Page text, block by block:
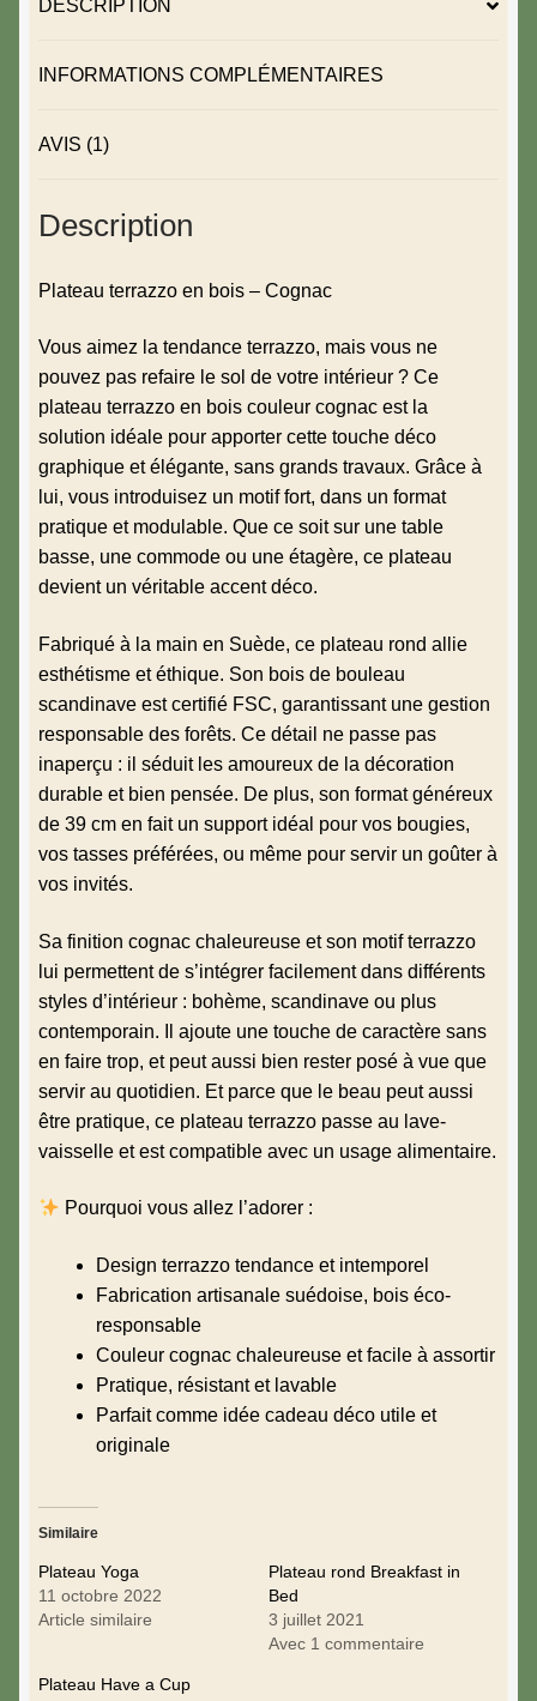
DESCRIPTION
INFORMATIONS COMPLÉMENTAIRES
AVIS (1)
Description
Plateau terrazzo en bois – Cognac
Vous aimez la tendance terrazzo, mais vous ne
pouvez pas refaire le sol de votre intérieur ? Ce
plateau terrazzo en bois couleur cognac est la
solution idéale pour apporter cette touche déco
graphique et élégante, sans grands travaux. Grâce à
lui, vous introduisez un motif fort, dans un format
pratique et modulable. Que ce soit sur une table
basse, une commode ou une étagère, ce plateau
devient un véritable accent déco.
Fabriqué à la main en Suède, ce plateau rond allie
esthétisme et éthique. Son bois de bouleau
scandinave est certifié FSC, garantissant une gestion
responsable des forêts. Ce détail ne passe pas
inaperçu : il séduit les amoureux de la décoration
durable et bien pensée. De plus, son format généreux
de 39 cm en fait un support idéal pour vos bougies,
vos tasses préférées, ou même pour servir un goûter à
vos invités.
Sa finition cognac chaleureuse et son motif terrazzo
lui permettent de s’intégrer facilement dans différents
styles d’intérieur : bohème, scandinave ou plus
contemporain. Il ajoute une touche de caractère sans
en faire trop, et peut aussi bien rester posé à vue que
servir au quotidien. Et parce que le beau peut aussi
être pratique, ce plateau terrazzo passe au lave-
vaisselle et est compatible avec un usage alimentaire.
Pourquoi vous allez l’adorer :
Design terrazzo tendance et intemporel
Fabrication artisanale suédoise, bois éco-
responsable
Couleur cognac chaleureuse et facile à assortir
Pratique, résistant et lavable
Parfait comme idée cadeau déco utile et
originale
Similaire
Plateau Yoga
11 octobre 2022
Article similaire
Plateau rond Breakfast in
Bed
3 juillet 2021
Avec 1 commentaire
Plateau Have a Cup